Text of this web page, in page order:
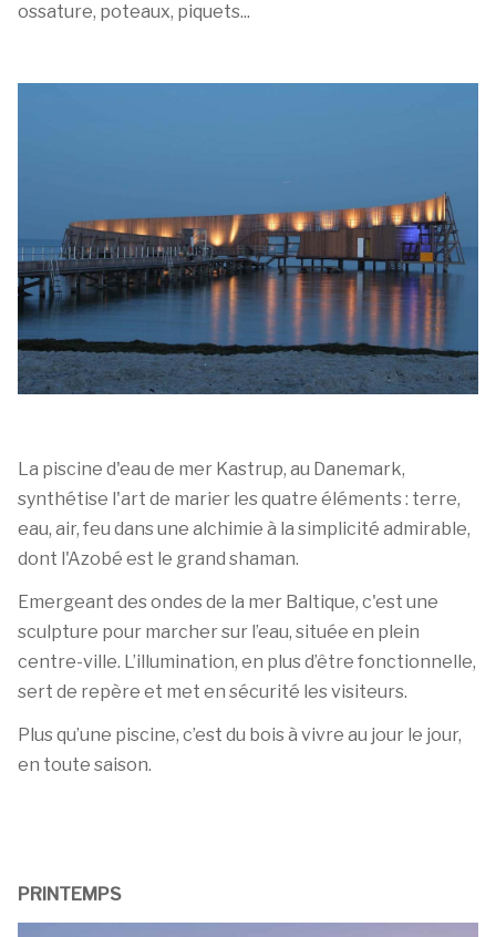
ossature, poteaux, piquets...
La piscine d'eau de mer Kastrup, au Danemark,
synthétise l'art de marier les quatre éléments : terre,
eau, air, feu dans une alchimie à la simplicité admirable,
dont l'Azobé est le grand shaman.
Emergeant des ondes de la mer Baltique, c'est une
sculpture pour marcher sur l’eau, située en plein
centre-ville. L’illumination, en plus d’être fonctionnelle,
sert de repère et met en sécurité les visiteurs.
Plus qu’une piscine, c’est du bois à vivre au jour le jour,
en toute saison.
PRINTEMPS